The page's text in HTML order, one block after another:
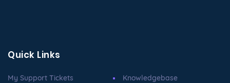
Quick Links
My Support Tickets
Knowledgebase